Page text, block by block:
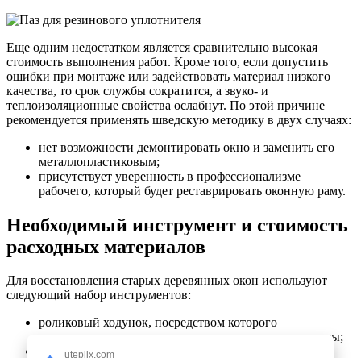
Еще одним недостатком является сравнительно высокая
стоимость выполнения работ. Кроме того, если допустить
ошибки при монтаже или задействовать материал низкого
качества, то срок службы сократится, а звуко- и
теплоизоляционные свойства ослабнут. По этой причине
рекомендуется применять шведскую методику в двух случаях:
нет возможности демонтировать окно и заменить его
металлопластиковым;
присутствует уверенность в профессионализме
рабочего, который будет реставрировать оконную раму.
Необходимый инструмент и стоимость
расходных материалов
Для восстановления старых деревянных окон используют
следующий набор инструментов:
роликовый ходунок, посредством которого
производится укладка резинового уплотнителя в пазы;
шуруповерт;
uteplix.com